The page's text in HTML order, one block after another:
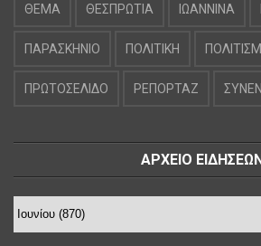
ΘΕΜΑ ΘΕΣΠΡΩΤΙΑ ΙΩΑΝΝΙΝΑ
ΠΑΡΑΣΚΗΝΙΟ ΠΟΛΙΤΙΚΗ
ΠΡΩΤΟΣΕΛΙΔΟ ΡΕΠΟΡΤΑΖ
ΑΡΧΕΙΟ